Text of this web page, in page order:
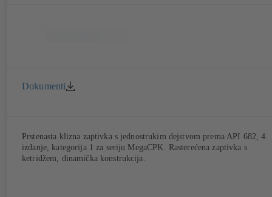
Dokumenti
Prstenasta klizna zaptivka s jednostrukim dejstvom prema API 682, 4.
izdanje, kategorija 1 za seriju MegaCPK. Rasterećena zaptivka s
ketridžem, dinamička konstrukcija.